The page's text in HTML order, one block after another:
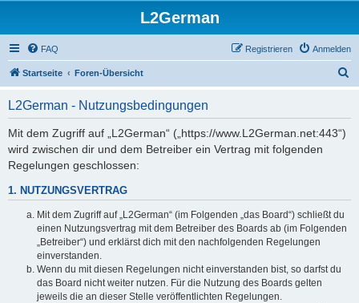
L2German
FAQ Anmelden
Registrieren
Startseite Foren-Übersicht
L2German - Nutzungsbedingungen
Mit dem Zugriff auf „L2German“ („https://www.L2German.net:443“)
wird zwischen dir und dem Betreiber ein Vertrag mit folgenden
Regelungen geschlossen:
1. NUTZUNGSVERTRAG
Mit dem Zugriff auf „L2German“ (im Folgenden „das Board“) schließt du
einen Nutzungsvertrag mit dem Betreiber des Boards ab (im Folgenden
„Betreiber“) und erklärst dich mit den nachfolgenden Regelungen
einverstanden.
Wenn du mit diesen Regelungen nicht einverstanden bist, so darfst du
das Board nicht weiter nutzen. Für die Nutzung des Boards gelten
jeweils die an dieser Stelle veröffentlichten Regelungen.